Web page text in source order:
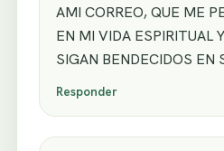
AMI CORREO, QUE ME
EN MI VIDA ESPIRITUAL
SIGAN BENDECIDOS EN
Responder